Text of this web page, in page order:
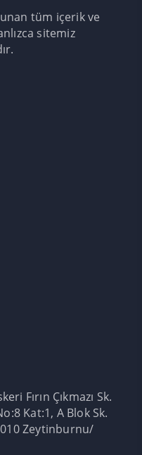
tüm içerik ve
sitemiz
Fırın Çıkmazı Sk.
Kat:1, A Blok Sk.
Zeytinburnu/